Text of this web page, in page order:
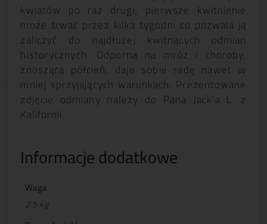
kwiatów po raz drugi, pierwsze kwitnienie
może trwać przez kilka tygodni co pozwala ją
zaliczyć do najdłużej kwitnących odmian
historycznych. Odporna na mróz i choroby,
znosząca półcień, daje sobie radę nawet w
mniej sprzyjających warunkach. Prezentowane
zdjęcie odmiany należy do Pana Jack’a L. z
Kalifornii.
Informacje dodatkowe
Waga
2.5 kg